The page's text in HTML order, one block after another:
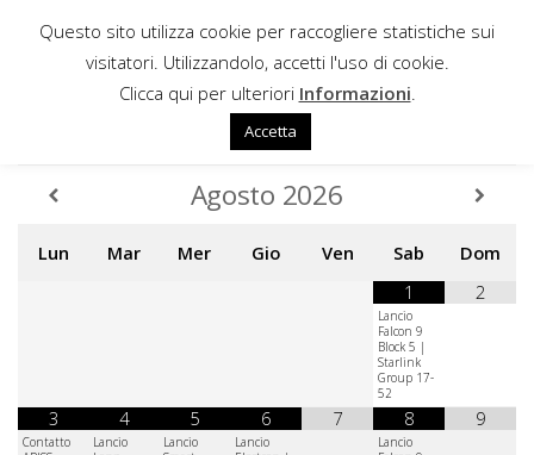
Sotto il contenuto
CALENDARIO SPAZIALEA CURA DI
VERONICA REMONDINI
Agosto 2026
Lun Mar Mer Gio Ven Sab
Dom
1
Lancio
Falcon 9
Block 5 |
Starlink
Group 17-
52
2
3
Contatto
4
Lancio
5
Lancio
6
Lancio
7 8
Lancio
9
Questo sito utilizza cookie per raccogliere statistiche sui
visitatori. Utilizzandolo, accetti l'uso di cookie.
Clicca qui per ulteriori Informazioni
Accetta